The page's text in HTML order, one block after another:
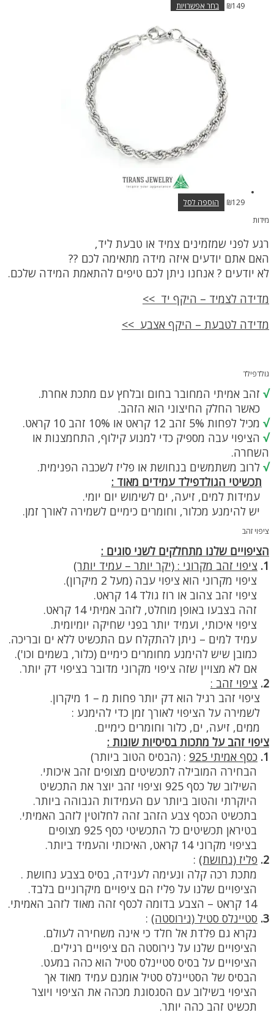
₪149 בחר אפשרויות
מספר
סוגים.
₪129
הוספה לסל
מידות
רגע לפני שמזמינים צמיד או טבעת ליד,
האם אתם יודעים איזה מידה מתאימה לכם ??
לא יודעים ? אנחנו ניתן לכם טיפים להתאמת המידה שלכם.
מדידה לצמיד – היקף יד >>
מדידה לטבעת – היקף אצבע >>
גולדפילד
√ זהב אמיתי המחובר בחום ובלחץ עם מתכת אחרת.
כאשר החלק החיצוני הוא הזהב.
√ מכיל לפחות 5% זהב 12 קראט או 10% זהב 10 קראט.
√ הציפוי עבה מספיק כדי למנוע קילוף, התחמצנות או
השחרה.
√ לרוב משתמשים בנחושת או פליז לשכבה הפנימית.
תכשיטי הגולדפילד עמידים מאוד :
עמידות למים, זיעה, ים לשימוש יום יומי.
יש להימנע מכלור, וחומרים כימיים לשמירה לאורך זמן.
ציפוי זהב
הציפויים שלנו מתחלקים לשני סוגים :
1. ציפוי זהב מקרוני : (יקר יותר – עמיד יותר)
ציפוי מקרוני הוא ציפוי עבה (מעל 2 מיקרון).
ציפוי זהב צהוב או רוז גולד 14 קראט.
זהה בצבעו באופן מוחלט, לזהב אמיתי 14 קראט.
ציפוי איכותי, ועמיד יותר בפני שחיקה יומיומית.
עמיד למים – ניתן להתקלח עם התכשיט ללא ים ובריכה.
כמובן שיש להימנע מחומרים כימיים (כלור, בשמים וכו').
אם לא מצויין שזה ציפוי מקרוני מדובר בציפוי דק יותר.
2. ציפוי זהב :
ציפוי זהב רגיל הוא דק יותר פחות מ – 1 מיקרון.
לשמירה על הציפוי לאורך זמן כדי להימנע :
ממים, זיעה, ים, כלור וחומרים כימיים.
ציפוי זהב על מתכות בסיסיות שונות :
1. כסף אמיתי 925 : (הבסיס הטוב ביותר)
הבחירה המובילה לתכשיטים מצופים זהב איכותי.
השילוב של כסף 925 וציפוי זהב יוצר את התכשיט
היוקרתי והטוב ביותר עם העמידות הגבוהה ביותר.
בתכשיט הכסף צבע הזהב זהה לחלוטין לזהב האמיתי.
בטיראן תכשיטים כל התכשיטי כסף 925 מצופים
בציפוי מקרוני 14 קראט, האיכותי והעמיד ביותר.
2. פליז (נחושת) :
מתכת רכה קלה ונעימה לענידה, בסיס בצבע נחושת .
הציפויים שלנו על פליז הם ציפויים מיקרוניים בלבד.
14 קראט – הצבע בדומה לכסף זהה מאוד לזהב האמיתי.
3. סטיינלס סטיל (נירוסטה) :
נקרא גם פלדת אל חלד כי אינה משחירה לעולם.
הציפויים שלנו על נירוסטה הם ציפויים רגילים.
הציפויים על בסיס סטיינלס סטיל הוא כהה במעט.
הבסיס של הסטיינלס סטיל אומנם עמיד מאוד אך
הציפוי בשילוב עם הסגסוגת מכהה את הציפוי ויוצר
תכשיט זהב כהה יותר.